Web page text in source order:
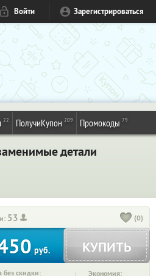
Войти Зарегистрироваться
22 ПолучиКупон 209 Промокоды 79
детали
53 (0)
руб. КУПИТЬ
без скидки: Экономия: